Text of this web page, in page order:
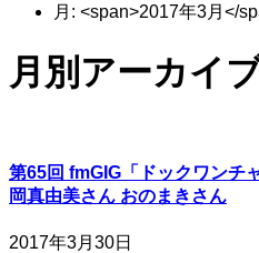
月: <span>2017年3月</
月別アーカイ
第65回 fmGIG「ドックワンチ
岡真由美さん おのまきさん
2017年3月30日